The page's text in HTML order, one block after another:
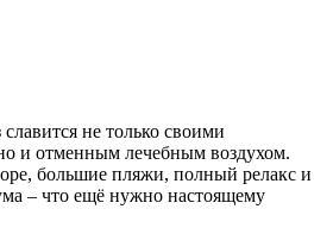
славится не только своими
и отменным лечебным воздухом.
большие пляжи, полный релакс и
– что ещё нужно настоящему